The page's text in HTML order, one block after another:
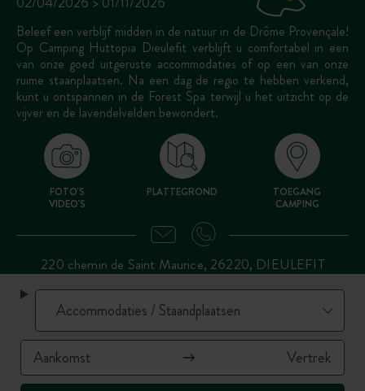
Beleef een verblijf midden in de natuur in de Drôme Provençale!
Op Camping Huttopia Dieulefit verblijft u comfortabel in een
van onze goed uitgeruste accommodaties of op een van onze
ruime staanplaatsen. Na een dag de regio te hebben verkend,
kunt u ontspannen in de Forest Spa terwijl u het uitzicht op de
vijver en de lavendelvelden bewondert.
FOTO'S
VIDEO'S
PLATTEGROND
TOEGANG
CAMPING
220 chemin de Saint Maurice, 26220, DIEULEFIT